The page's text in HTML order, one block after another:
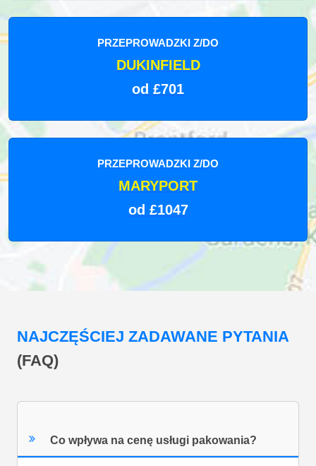
PRZEPROWADZKI Z/DO
DUKINFIELD
od £701
PRZEPROWADZKI Z/DO
MARYPORT
od £1047
NAJCZĘŚCIEJ ZADAWANE PYTANIA
(FAQ)
Co wpływa na cenę usługi pakowania?